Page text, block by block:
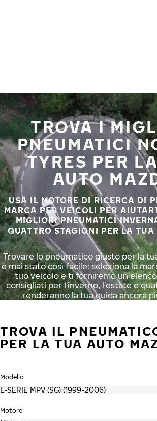
TROVA I
PNEUMATICI
TYRES PER
AUTO
USA IL MOTORE DI RICERCA DI
MARCA PER VEICOLI PER
MIGLIORI PNEUMATICI
QUATTRO STAGIONI PER LA
Trovare lo pneumatico giusto per la
è mai stato così facile: seleziona la
tuo veicolo e ti forniremo un
consigliati per l'inverno, l'estate e
renderanno la tua guida ancora
TROVA IL
PER LA TUA AUTO
Modello
Motore